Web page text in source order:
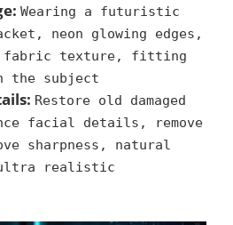
Wearing a futuristic
neon glowing edges,
fabric texture, fitting
the subject
Restore old damaged
facial details, remove
sharpness, natural
realistic